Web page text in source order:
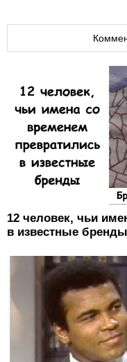
12 человек, чьи
в известные бренды